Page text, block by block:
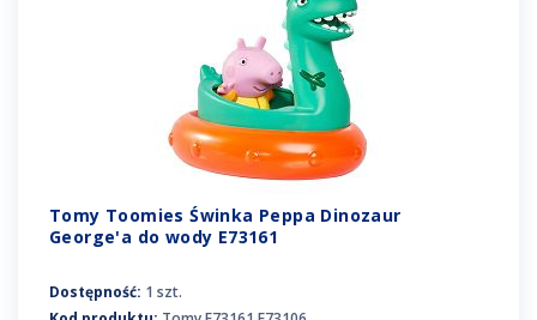
Tomy Toomies Świnka Peppa Dinozaur
George'a do wody E73161
Dostępność: 1 szt.